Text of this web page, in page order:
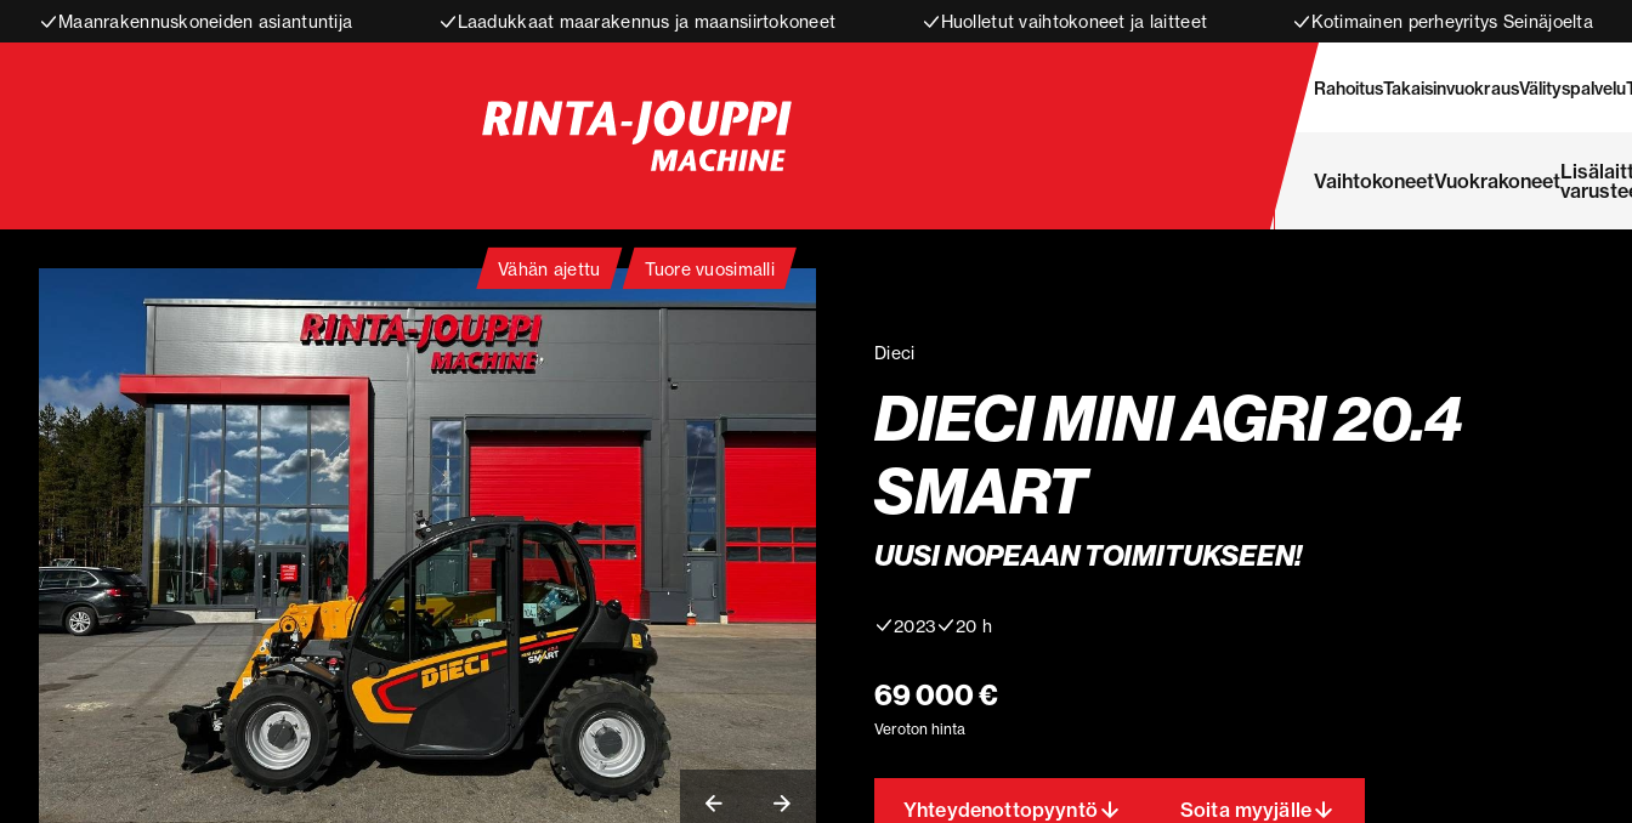
Maanrakennuskoneiden asiantuntija Laadukkaat maarakennus ja maansiirtokoneet Huolletut vaihtokoneet ja laitteet Kotimainen perheyritys Seinäjoelta
RahoitusTakaisinvuokrausVälityspalvelu
VaihtokoneetVuokrakoneet
Vähän ajettu Tuore vuosimalli
Dieci
DIECI MINI AGRI 20.4
SMART
UUSI NOPEAAN TOIMITUKSEEN!
2023 20 h
69 000 €
Veroton hinta
Yhteydenottopyyntö Soita myyjälle